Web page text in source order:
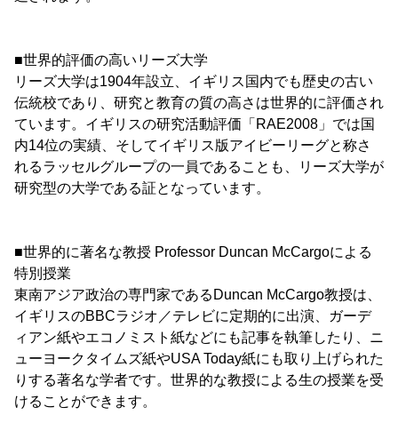
■世界的評価の高いリーズ大学
リーズ大学は1904年設立、イギリス国内でも歴史の古い
伝統校であり、研究と教育の質の高さは世界的に評価され
ています。イギリスの研究活動評価「RAE2008」では国
内14位の実績、そしてイギリス版アイビーリーグと称さ
れるラッセルグループの一員であることも、リーズ大学が
研究型の大学である証となっています。
■世界的に著名な教授 Professor Duncan McCargoによる
特別授業
東南アジア政治の専門家であるDuncan McCargo教授は、
イギリスのBBCラジオ／テレビに定期的に出演、ガーデ
ィアン紙やエコノミスト紙などにも記事を執筆したり、ニ
ューヨークタイムズ紙やUSA Today紙にも取り上げられた
りする著名な学者です。世界的な教授による生の授業を受
けることができます。